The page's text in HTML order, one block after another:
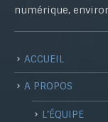
numérique,
ACCUEIL
A PROPOS
L’ÉQUIPE